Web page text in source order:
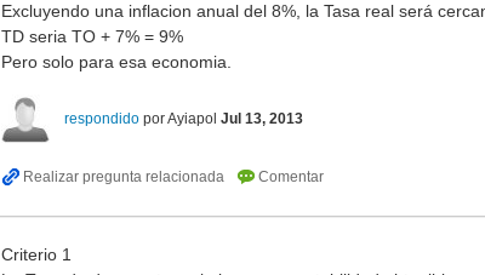
Excluyendo una inflacion anual del 8%, la Tasa real será
TD seria TO + 7% = 9%
Pero solo para esa economia.
respondido porAyiapol Jul 13, 2013
Criterio 1